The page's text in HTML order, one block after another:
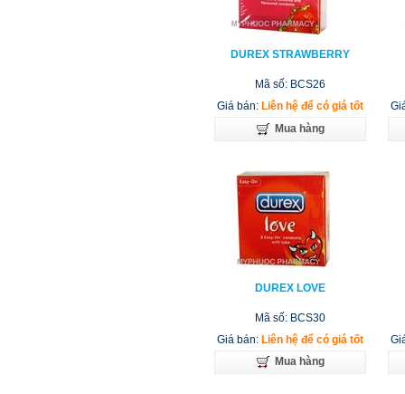
DUREX STRAWBERRY
Mã số: BCS26
Giá bán: Liên hệ để có giá tốt
Mua hàng
DUREX LOVE
Mã số: BCS30
Giá bán: Liên hệ để có giá tốt
Mua hàng